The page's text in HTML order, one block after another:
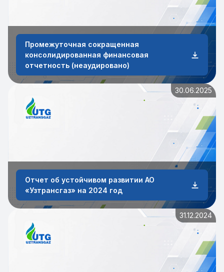
Промежуточная сокращенная
консолидированная финансовая
отчетность (неаудировано)
30.06.2025
Отчет об устойчивом развитии АО
«Узтрансгаз» на 2024 год
31.12.2024